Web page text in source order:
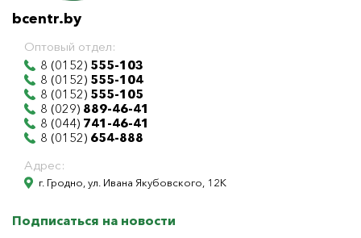
bcentr.by
Оптовый отдел:
8 (0152) 555-103
8 (0152) 555-104
8 (0152) 555-105
8 (029) 889-46-41
8 (044) 741-46-41
8 (0152) 654-888
Адрес:
г. Гродно, ул. Ивана Якубовского, 12К
Подписаться на новости